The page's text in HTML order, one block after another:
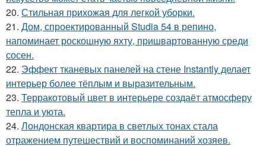
20. Стильная прихожая для легкой уборки.
21. Дом, спроектированный Studia 54 в репино,
напоминает роскошную яхту, пришвартованную среди
сосен.
22. Эффект тканевых панелей на стене Instantly делает
интерьер более тёплым и выразительным.
23. Терракотовый цвет в интерьере создаёт атмосферу
тепла и уюта.
24. Лондонская квартира в светлых тонах стала
отражением путешествий и воспоминаний хозяев.